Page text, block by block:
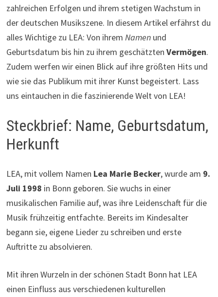
zahlreichen Erfolgen und ihrem stetigen Wachstum in
der deutschen Musikszene. In diesem Artikel erfährst du
alles Wichtige zu LEA: Von ihrem Namenund
Geburtsdatum bis hin zu ihrem geschätzten Vermögen.
Zudem werfen wir einen Blick auf ihre größten Hits und
wie sie das Publikum mit ihrer Kunst begeistert. Lass
uns eintauchen in die faszinierende Welt von LEA!
Steckbrief: Name, Geburtsdatum,
Herkunft
LEA, mit vollem Namen Lea Marie Becker, wurde am 9.
Juli 1998 in Bonn geboren. Sie wuchs in einer
musikalischen Familie auf, was ihre Leidenschaft für die
Musik frühzeitig entfachte. Bereits im Kindesalter
begann sie, eigene Lieder zu schreiben und erste
Auftritte zu absolvieren.
Mit ihren Wurzeln in der schönen Stadt Bonn hat LEA
einen Einfluss aus verschiedenen kulturellen